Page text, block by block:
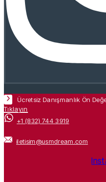
Ücretsiz Danışmanlık Ön
Tıklayın
+1 (832) 744 3919
iletisim@usmdream.com